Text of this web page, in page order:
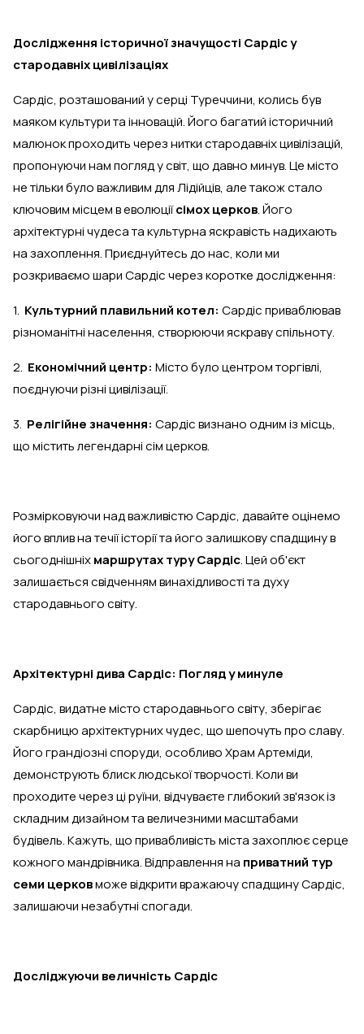
Дослідження історичної значущості Сардіс у
стародавніх цивілізаціях
Сардіс, розташований у серці Туреччини, колись був
маяком культури та інновацій. Його багатий історичний
малюнок проходить через нитки стародавніх цивілізацій,
пропонуючи нам погляд у світ, що давно минув. Це місто
не тільки було важливим для Лідійців, але також стало
ключовим місцем в еволюціїсімох церков. Його
архітектурні чудеса та культурна яскравість надихають
на захоплення. Приєднуйтесь до нас, коли ми
розкриваємо шари Сардіс через коротке дослідження:
1. Культурний плавильний котел: Сардіс приваблював
різноманітні населення, створюючи яскраву спільноту.
2. Економічний центр: Місто було центром торгівлі,
поєднуючи різні цивілізації.
3. Релігійне значення: Сардіс визнано одним із місць,
що містить легендарні сім церков.
Розмірковуючи над важливістю Сардіс, давайте оцінемо
його вплив на течії історії та його залишкову спадщину в
сьогоднішніхмаршрутах туру Сардіс. Цей об'єкт
залишається свідченням винахідливості та духу
стародавнього світу.
Архітектурні дива Сардіс: Погляд у минуле
Сардіс, видатне місто стародавнього світу, зберігає
скарбницю архітектурних чудес, що шепочуть про славу.
Його грандіозні споруди, особливо Храм Артеміди,
демонструють блиск людської творчості. Коли ви
проходите через ці руїни, відчуваєте глибокий зв'язок із
складним дизайном та величезними масштабами
будівель. Кажуть, що привабливість міста захоплює серце
кожного мандрівника. Відправлення на приватний тур
семи церковможе відкрити вражаючу спадщину Сардіс,
залишаючи незабутні спогади.
Досліджуючи величність Сардіс